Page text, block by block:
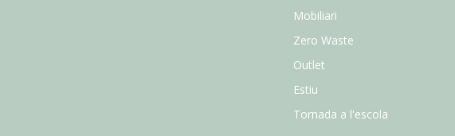
Mobiliari
Zero Waste
Outlet
Estiu
Tornada a l'escola